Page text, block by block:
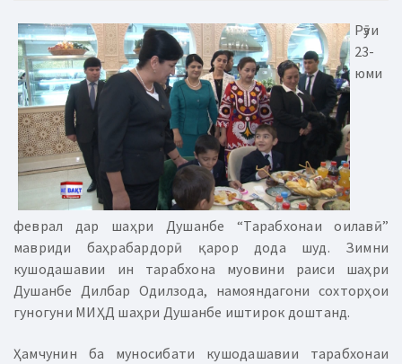
Рӯзи
23-
юми
феврал дар шаҳри Душанбе “Тарабхонаи оилавӣ”
мавриди баҳрабардорӣ қарор дода шуд. Зимни
кушодашавии ин тарабхона муовини раиси шаҳри
Душанбе Дилбар Одилзода, намояндагони сохторҳои
гуногуни МИҲД шаҳри Душанбе иштирок доштанд.
Ҳамчунин ба муносибати кушодашавии тарабхонаи